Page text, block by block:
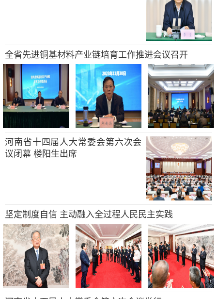
全省先进铜基材料产业链培育工作推进会议召开
河南省十四届人大常委会第六次会
议闭幕 楼阳生出席
坚定制度自信 主动融入全过程人民民主实践